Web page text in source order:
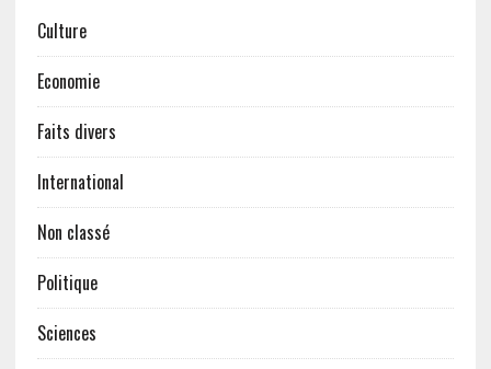
Culture
Economie
Faits divers
International
Non classé
Politique
Sciences